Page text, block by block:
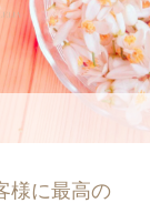
様に最高の